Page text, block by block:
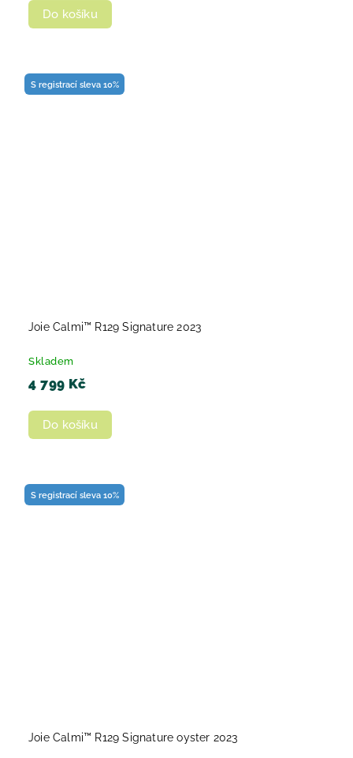
Do košíku
S registrací sleva 10%
Joie Calmi™ R129 Signature 2023
Skladem
4 799 Kč
Do košíku
S registrací sleva 10%
Joie Calmi™ R129 Signature oyster 2023